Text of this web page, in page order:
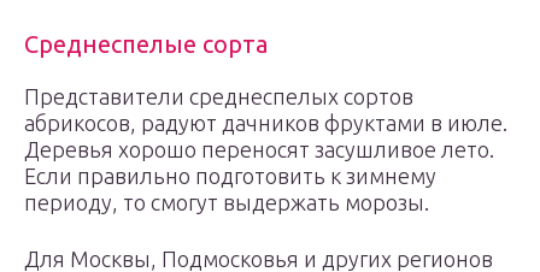
Среднеспелые сорта
Представители среднеспелых сортов
абрикосов, радуют дачников фруктами в июле.
Деревья хорошо переносят засушливое лето.
Если правильно подготовить к зимнему
периоду, то смогут выдержать морозы.
Для Москвы, Подмосковья и других регионов